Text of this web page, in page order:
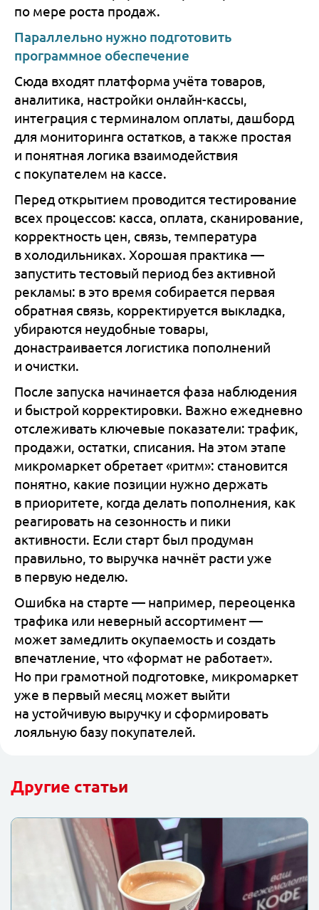
по мере роста продаж.
Параллельно нужно подготовить
программное обеспечение
Сюда входят платформа учёта товаров,
аналитика, настройки онлайн-кассы,
интеграция с терминалом оплаты, дашборд
для мониторинга остатков, а также простая
и понятная логика взаимодействия
с покупателем на кассе.
Перед открытием проводится тестирование
всех процессов: касса, оплата, сканирование,
корректность цен, связь, температура
в холодильниках. Хорошая практика —
запустить тестовый период без активной
рекламы: в это время собирается первая
обратная связь, корректируется выкладка,
убираются неудобные товары,
донастраивается логистика пополнений
и очистки.
После запуска начинается фаза наблюдения
и быстрой корректировки. Важно ежедневно
отслеживать ключевые показатели: трафик,
продажи, остатки, списания. На этом этапе
микромаркет обретает «ритм»: становится
понятно, какие позиции нужно держать
в приоритете, когда делать пополнения, как
реагировать на сезонность и пики
активности. Если старт был продуман
правильно, то выручка начнёт расти уже
в первую неделю.
Ошибка на старте — например, переоценка
трафика или неверный ассортимент —
может замедлить окупаемость и создать
впечатление, что «формат не работает».
Но при грамотной подготовке, микромаркет
уже в первый месяц может выйти
на устойчивую выручку и сформировать
лояльную базу покупателей.
Другие статьи